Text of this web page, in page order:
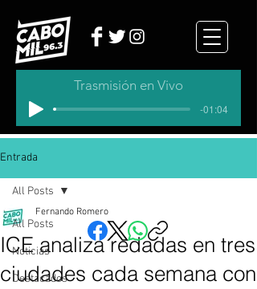
Trasmisión en Vivo
-01:04
Entrada
All Posts
Noticias
Destacados
All Posts
ICE analiza redadas en tres
ciudades cada semana con
Fernando Romero